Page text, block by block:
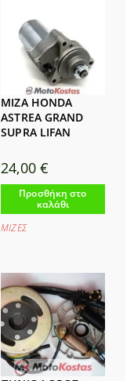
ΜΙΖΑ HONDA
ASTREA GRAND
SUPRA LIFAN
24,00 €
Προσθήκη στο
καλάθι
ΜΙΖΕΣ